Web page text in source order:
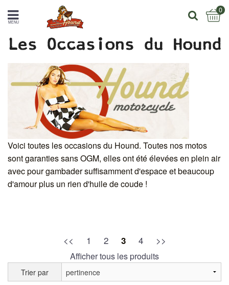
MENU
0
Les Occasions du Hound
Voici toutes les occasions du Hound. Toutes nos motos
sont garanties sans OGM, elles ont été élevées en plein air
avec pour gambader suffisamment d'espace et beaucoup
d'amour plus un rien d'huile de coude !
<< 1 2 3 4 >>
Afficher tous les produits
Trier par